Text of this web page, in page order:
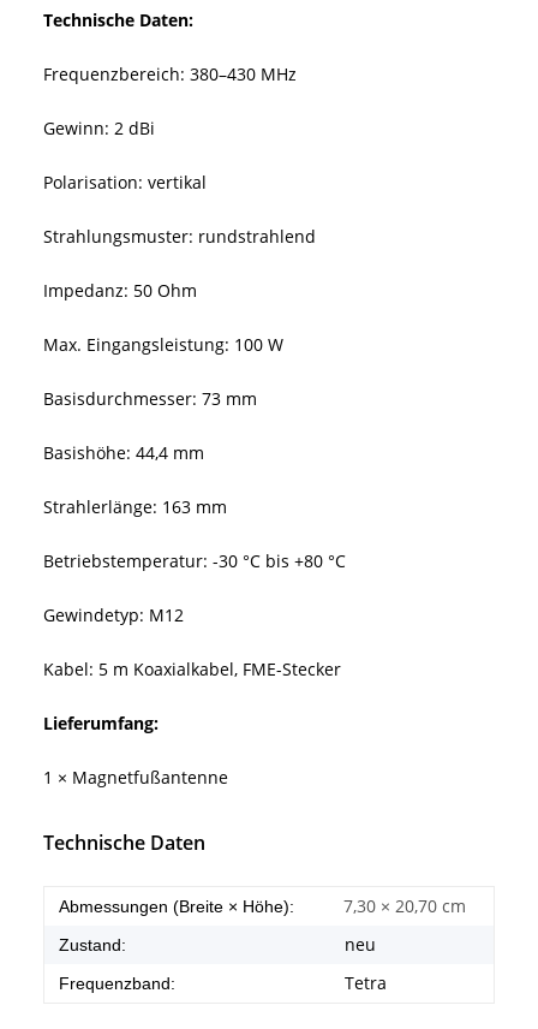
Technische Daten:
Frequenzbereich: 380–430 MHz
Gewinn: 2 dBi
Polarisation: vertikal
Strahlungsmuster: rundstrahlend
Impedanz: 50 Ohm
Max. Eingangsleistung: 100 W
Basisdurchmesser: 73 mm
Basishöhe: 44,4 mm
Strahlerlänge: 163 mm
Betriebstemperatur: -30 °C bis +80 °C
Gewindetyp: M12
Kabel: 5 m Koaxialkabel, FME-Stecker
Lieferumfang:
1 × Magnetfußantenne
Technische Daten
Abmessungen (Breite × Höhe): 7,30 × 20,70 cm
Zustand: neu
Frequenzband: Tetra